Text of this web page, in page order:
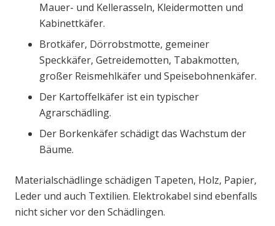
Mauer- und Kellerasseln, Kleidermotten und
Kabinettkäfer.
Brotkäfer, Dörrobstmotte, gemeiner
Speckkäfer, Getreidemotten, Tabakmotten,
großer Reismehlkäfer und Speisebohnenkäfer.
Der Kartoffelkäfer ist ein typischer
Agrarschädling.
Der Borkenkäfer schädigt das Wachstum der
Bäume.
Materialschädlinge schädigen Tapeten, Holz, Papier,
Leder und auch Textilien. Elektrokabel sind ebenfalls
nicht sicher vor den Schädlingen.